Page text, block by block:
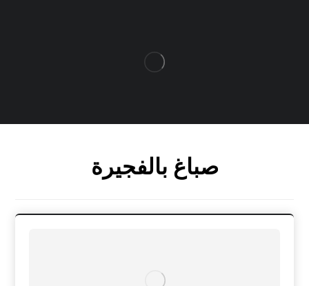
صباغ بالفجيرة